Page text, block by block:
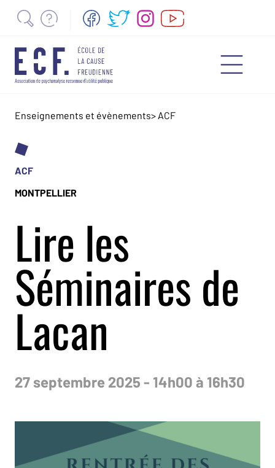
Enseignements et évènements> ACF
ACF
MONTPELLIER
Lire les
Séminaires de
Lacan
27 septembre 2025 - 14h00 à 16h30